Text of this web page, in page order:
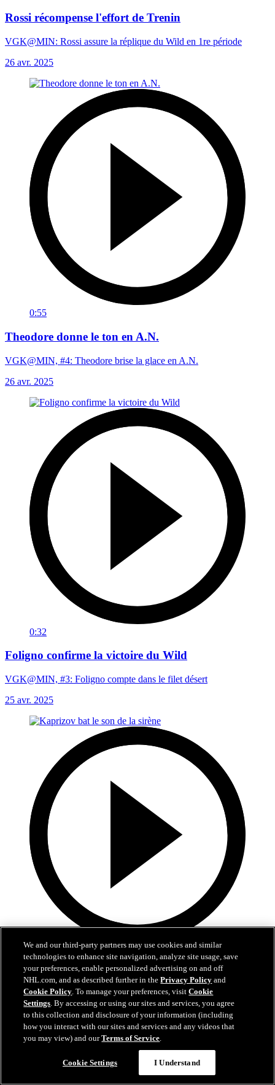
Rossi récompense l'effort de Trenin
VGK@MIN: Rossi assure la réplique du Wild en 1re période
26 avr. 2025
0:55
Theodore donne le ton en A.N.
VGK@MIN, #4: Theodore brise la glace en A.N.
26 avr. 2025
0:32
Foligno confirme la victoire du Wild
VGK@MIN, #3: Foligno compte dans le filet désert
25 avr. 2025
0:43
Kaprizov bat le son de la sirène
VGK@MIN, #3: Kaprizov creuse l'écart en fin de période
25 avr. 2025
We and our third-party partners may use cookies and similar
technologies to enhance site navigation, analyze site usage, save
your preferences, enable personalized advertising on and off
NHL.com, and as described further in thePrivacy Policy and
Cookie Policy. To manage your preferences, visitCookie
Settings. By accessing or using our sites and services, you agree
to this collection and disclosure of your information (including
how you interact with our sites and services and any videos that
you may view) and ourTerms of Service.
Cookie Settings I Understand